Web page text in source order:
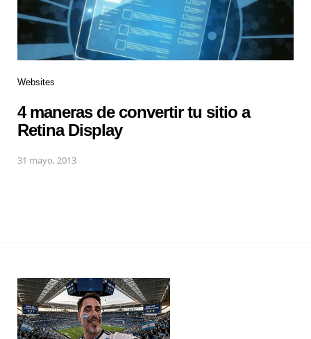
Websites
4 maneras de convertir tu sitio a
Retina Display
31 mayo, 2013